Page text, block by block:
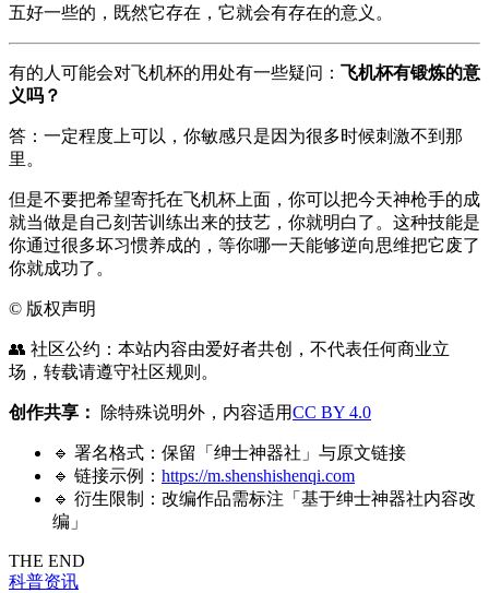
五好一些的，既然它存在，它就会有存在的意义。
有的人可能会对飞机杯的用处有一些疑问： 飞机杯有锻炼的意
义吗？
答：一定程度上可以，你敏感只是因为很多时候刺激不到那
里。
但是不要把希望寄托在飞机杯上面，你可以把今天神枪手的成
就当做是自己刻苦训练出来的技艺，你就明白了。这种技能是
你通过很多坏习惯养成的，等你哪一天能够逆向思维把它废了
你就成功了。
© 版权声明
👥 社区公约：本站内容由爱好者共创，不代表任何商业立
场，转载请遵守社区规则。
创作共享： 除特殊说明外，内容适用CC BY 4.0
🔹 署名格式：保留「绅士神器社」与原文链接
🔹 链接示例： https://m.shenshishenqi.com
🔹 衍生限制：改编作品需标注「基于绅士神器社内容改
编」
THE END
科普资讯